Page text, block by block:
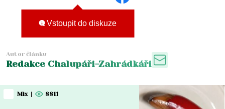
Vstoupit do diskuze
Autor článku
Redakce Chalupáři-Zahrádkáři
Mix | 8811